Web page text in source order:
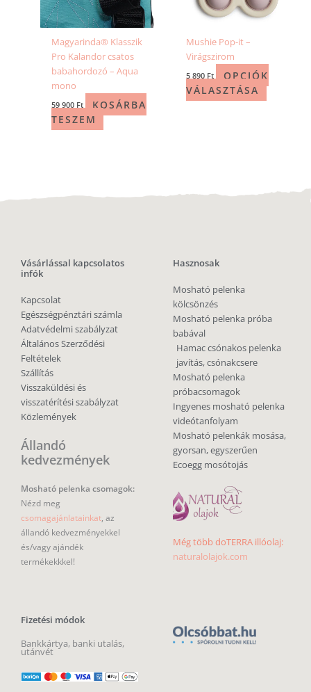
Magyarinda® Klasszik
Pro Kalandor csatos
babahordozó – Aqua
mono
59 900 Ft
KOSÁRBA
TESZEM
Mushie Pop-it –
Virágszirom
5 890 Ft
OPCIÓK
VÁLASZTÁSA
Vásárlással kapcsolatos
infók
Kapcsolat
Egészségpénztári számla
Adatvédelmi szabályzat
Általános Szerződési
Feltételek
Szállítás
Visszaküldési és
visszatérítési szabályzat
Közlemények
Állandó
kedvezmények
Mosható pelenka csomagok:
Nézd meg
csomagajánlatainkat, az
állandó kedvezményekkel
és/vagy ajándék
termékekkkel!
Fizetési módok
Bankkártya, banki utalás,
utánvét
Hasznosak
Mosható pelenka
kölcsönzés
Mosható pelenka próba
babával
Hamac csónakos pelenka
javítás, csónakcsere
Mosható pelenka
próbacsomagok
Ingyenes mosható pelenka
videótanfolyam
Mosható pelenkák mosása,
gyorsan, egyszerűen
Ecoegg mosótojás
Még több doTERRA illóolaj:
naturalolajok.com